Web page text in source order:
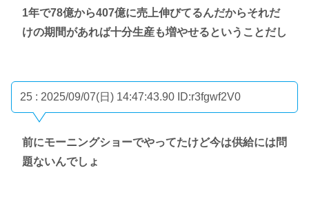
1年で78億から407億に売上伸びてるんだからそれだ
けの期間があれば十分生産も増やせるということだし
25 : 2025/09/07(日) 14:47:43.90 ID:r3fgwf2V0
前にモーニングショーでやってたけど今は供給には問
題ないんでしょ